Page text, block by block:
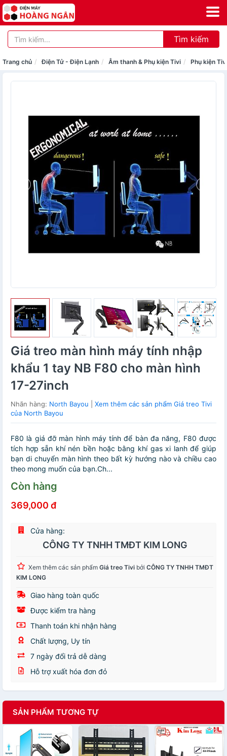
Tìm kiếm
Trang chủ Điện Tử - Điện Lạnh Âm thanh & Phụ kiện Tivi Phụ kiện Tivi
Giá treo màn hình máy tính nhập
khẩu 1 tay NB F80 cho màn hình
17-27inch
Nhãn hàng: North Bayou
Xem thêm các sản phẩm Giá treo Tivi
của North Bayou
F80 là giá đỡ màn hình máy tính để bàn đa năng, F80 được
tích hợp sẵn khí nén bền hoặc bằng khí gas xi lanh để giúp
bạn di chuyển màn hình theo bất kỳ hướng nào và chiều cao
theo mong muốn của bạn.Ch...
Còn hàng
369,000 đ
Cửa hàng:
CÔNG TY TNHH TMĐT KIM LONG
Xem thêm các sản phẩm Giá treo Tivi bởi CÔNG TY TNHH TMĐT
KIM LONG
Giao hàng toàn quốc
Được kiểm tra hàng
Thanh toán khi nhận hàng
Chất lượng, Uy tín
7 ngày đổi trả dễ dàng
Hỗ trợ xuất hóa đơn đỏ
SẢN PHẨM TƯƠNG TỰ